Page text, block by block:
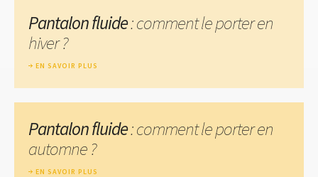
Pantalon fluide: comment le porter en
hiver ?
EN SAVOIR PLUS
Pantalon fluide: comment le porter en
automne ?
EN SAVOIR PLUS